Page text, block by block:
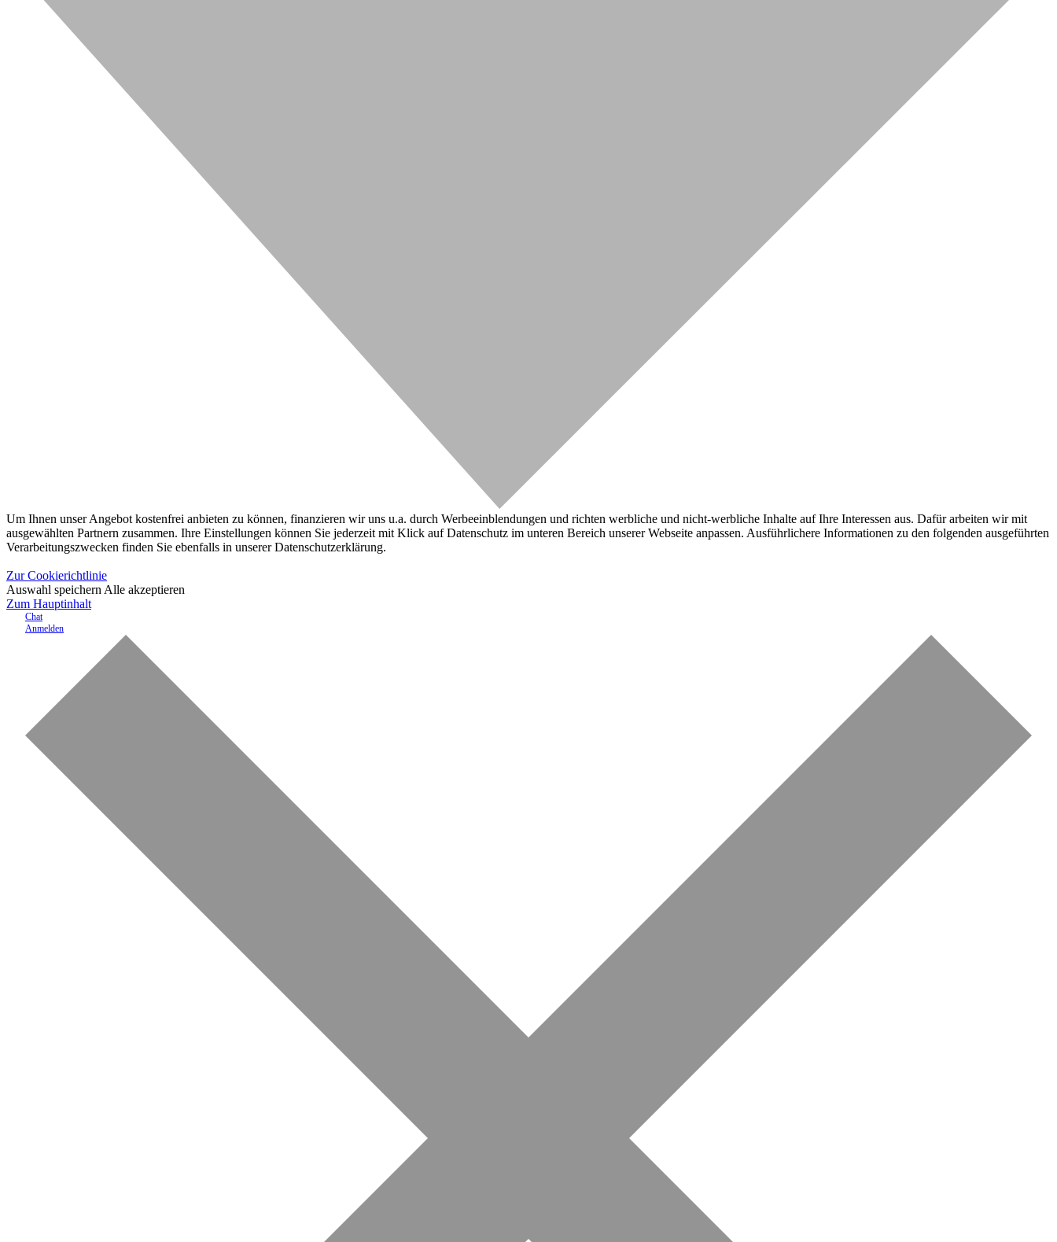
Um Ihnen unser Angebot kostenfrei anbieten zu können, finanzieren wir uns u.a. durch Werbeeinblendungen und richten werbliche und nicht-werbliche Inhalte auf Ihre Interessen aus. Dafür arbeiten wir mit
ausgewählten Partnern zusammen. Ihre Einstellungen können Sie jederzeit mit Klick auf Datenschutz im unteren Bereich unserer Webseite anpassen. Ausführlichere Informationen zu den folgenden ausgeführten
Verarbeitungszwecken finden Sie ebenfalls in unserer Datenschutzerklärung.
Zur Cookierichtlinie
Auswahl speichern Alle akzeptieren
Zum Hauptinhalt
Chat
Anmelden